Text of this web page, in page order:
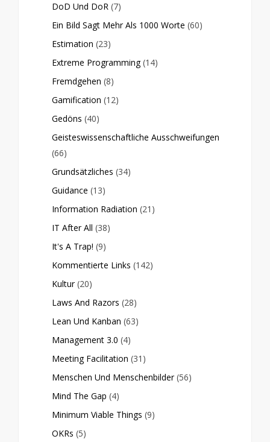
DoD Und DoR (7)
Ein Bild Sagt Mehr Als 1000 Worte (60)
Estimation (23)
Extreme Programming (14)
Fremdgehen (8)
Gamification (12)
Gedöns (40)
Geisteswissenschaftliche Ausschweifungen
(66)
Grundsätzliches (34)
Guidance (13)
Information Radiation (21)
IT After All (38)
It's A Trap! (9)
Kommentierte Links (142)
Kultur (20)
Laws And Razors (28)
Lean Und Kanban (63)
Management 3.0 (4)
Meeting Facilitation (31)
Menschen Und Menschenbilder (56)
Mind The Gap (4)
Minimum Viable Things (9)
OKRs (5)